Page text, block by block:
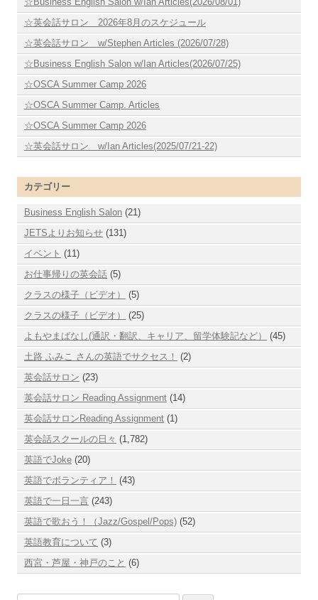
☆英会話サロン 2026年8月のスケジュール
☆英会話サロン w/Stephen Articles (2026/07/28)
☆Business English Salon w/Ian Articles(2026/07/25)
☆OSCA Summer Camp 2026
☆OSCA Summer Camp. Articles
☆OSCA Summer Camp 2026
☆英会話サロン w/Ian Articles(2025/07/21-22)
カテゴリー
Business English Salon (21)
JETSよりお知らせ (131)
イベント (11)
お仕事帰りの英会話 (5)
クラスの様子（ビデオ）
(5)
クラスの様子（ビデオ）
(25)
よもやまばなし(通訳・翻訳、キャリア、留学体験記など）
(45)
土路 ふみこ さんの英語でサクセス！
(2)
英会話サロン (23)
英会話サロン Reading Assignment (14)
英会話サロンReading Assignment (1)
英会話スクールの日々 (1,782)
英語でJoke (20)
英語でボランティア！
(43)
英語で一日一言 (243)
英語で歌おう！（Jazz/Gospel/Pops) (52)
英語教育について (3)
西宮・芦屋・神戸のこと (6)